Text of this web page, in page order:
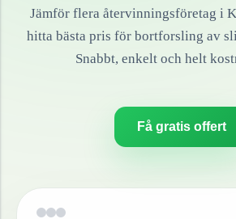
Jämför flera återvinningsföretag i
hitta bästa pris för bortforsling av
Snabbt, enkelt och helt
Få gratis offert